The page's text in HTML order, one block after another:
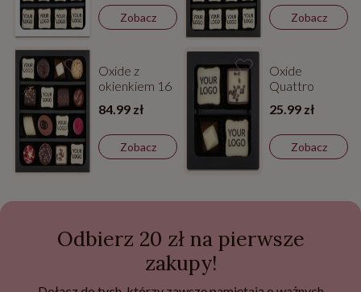
Zobacz Zobacz
Oxide z
okienkiem 16
84.99 zł
Zobacz
Oxide
Quattro
25.99 zł
Zobacz
Odbierz 20 zł na pierwsze
zakupy!